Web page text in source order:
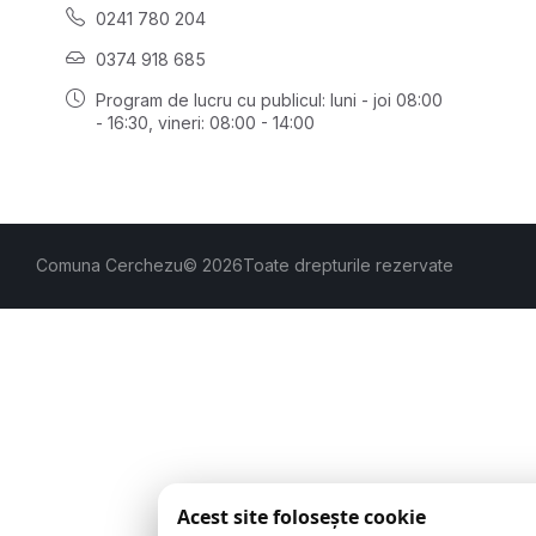
0241 780 204
0374 918 685
Program de lucru cu publicul: luni - joi 08:00
- 16:30 , vineri: 08:00 - 14:00
Comuna Cerchezu© 2026Toate drepturile rezervate
Acest site folosește cookie